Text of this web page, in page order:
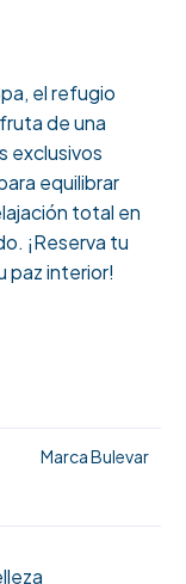
el refugio
de una
exclusivos
equilibrar
total en
¡Reserva tu
paz interior!
Marca Bulevar